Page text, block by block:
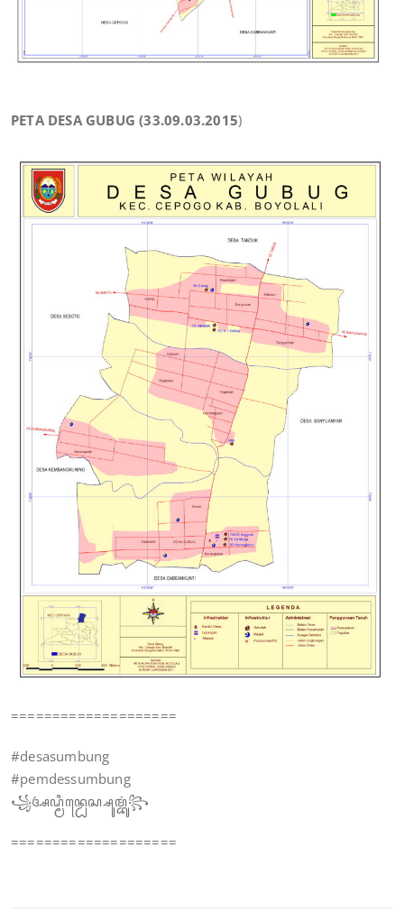
PETA DESA GUBUG (33.09.03.2015)
====================
#desasumbung
#pemdessumbung
꧁ꦄꦝ꧀ꦩꦶꦤ꧀ꦝꦺꦱ꧀ꦱꦸꦩ꧀ꦧꦸꦁ꧂
====================